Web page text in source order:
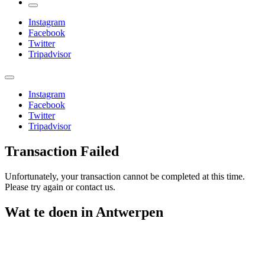
More
Instagram
Facebook
Twitter
Tripadvisor
Instagram
Facebook
Twitter
Tripadvisor
Transaction Failed
Unfortunately, your transaction cannot be completed at this time.
Please try again or contact us.
Wat te doen in Antwerpen